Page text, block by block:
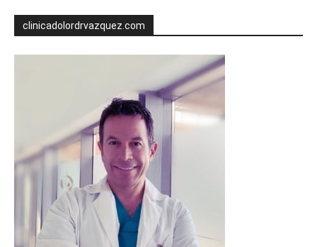
clinicadolordrvazquez.com